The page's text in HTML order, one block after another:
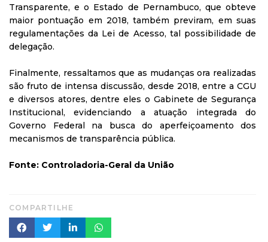
Transparente, e o Estado de Pernambuco, que obteve
maior pontuação em 2018, também previram, em suas
regulamentações da Lei de Acesso, tal possibilidade de
delegação.
Finalmente, ressaltamos que as mudanças ora realizadas
são fruto de intensa discussão, desde 2018, entre a CGU
e diversos atores, dentre eles o Gabinete de Segurança
Institucional, evidenciando a atuação integrada do
Governo Federal na busca do aperfeiçoamento dos
mecanismos de transparência pública.
Fonte: Controladoria-Geral da União
COMPARTILHE